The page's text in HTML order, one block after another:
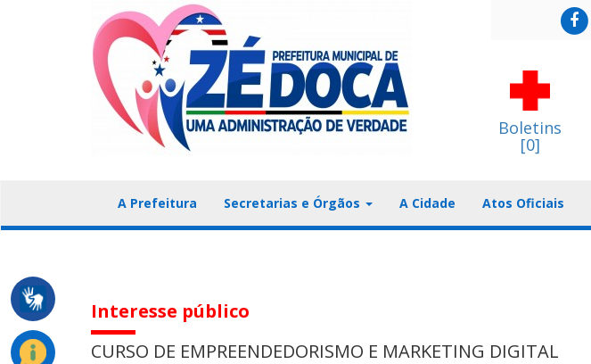
Boletins
[0]
A Prefeitura Secretarias e Órgãos A Cidade Atos Oficiais
Interesse público
CURSO DE EMPREENDEDORISMO E MARKETING DIGITAL